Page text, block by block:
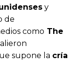
y
de
como The
supone la cría